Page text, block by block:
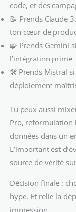
code, et des
📝 Prends Claude
ton cœur de
🧩 Prends Gemini
l’intégration prime.
🛠️ Prends Mistral si
déploiement
Tu peux aussi
Pro, reformulation
données dans un
L’important est
source de vérité
Décision finale :
hype. Et relie la
impression.